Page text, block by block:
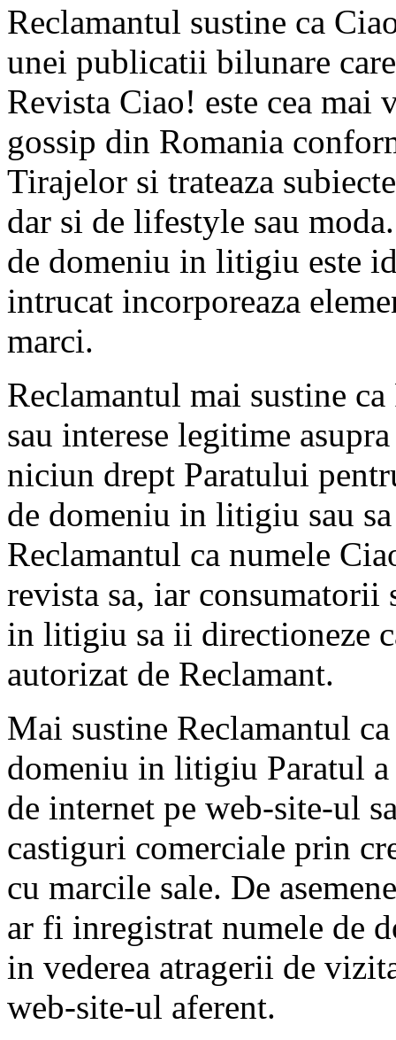
Reclamantul sustine ca
unei publicatii bilunare
Revista Ciao! este cea mai
gossip din Romania
Tirajelor si trateaza
dar si de lifestyle sau
de domeniu in litigiu este
intrucat incorporeaza
marci.
Reclamantul mai sustine
sau interese legitime
niciun drept Paratului
de domeniu in litigiu sau
Reclamantul ca numele
revista sa, iar consumatorii
in litigiu sa ii directioneze
autorizat de Reclamant.
Mai sustine Reclamantul
domeniu in litigiu Paratul
de internet pe web-site-ul
castiguri comerciale prin
cu marcile sale. De
ar fi inregistrat numele de
in vederea atragerii de
web-site-ul aferent.